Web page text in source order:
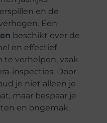
en de
Een
beschikt over de
en effectief
te verhelpen, vaak
inspecties. Door
je niet alleen je
maar bespaar je
en ongemak.